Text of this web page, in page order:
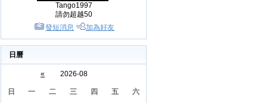
Tango1997
請勿超越50
發短消息
加為好友
日曆
« 2026-08
日 一 二 三 四 五 六